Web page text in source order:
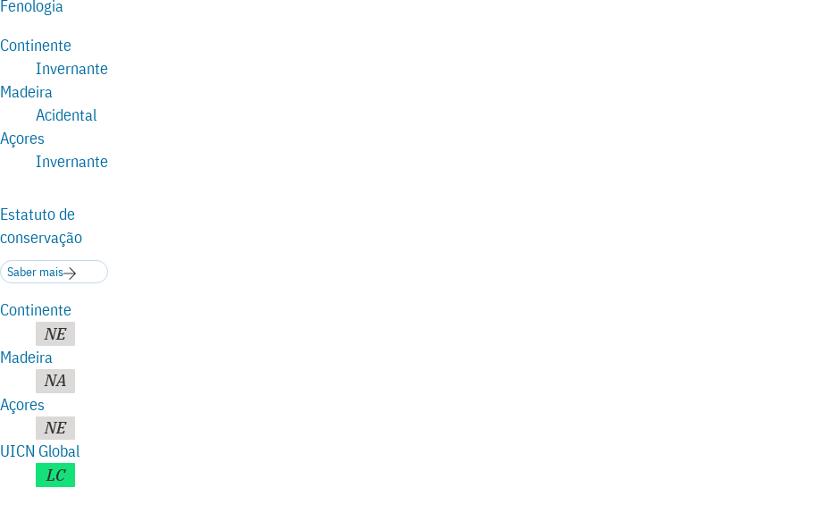
Fenologia
Continente
Invernante
Madeira
Acidental
Açores
Invernante
Estatuto de
conservação
Saber mais
Continente
NE
Madeira
NA
Açores
NE
UICN Global
LC